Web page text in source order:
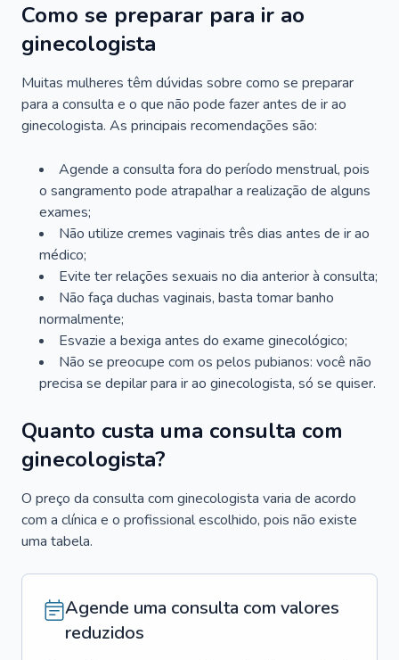
Como se preparar para ir ao
ginecologista
Muitas mulheres têm dúvidas sobre como se preparar
para a consulta e o que não pode fazer antes de ir ao
ginecologista. As principais recomendações são:
Agende a consulta fora do período menstrual, pois
o sangramento pode atrapalhar a realização de alguns
exames;
Não utilize cremes vaginais três dias antes de ir ao
médico;
Evite ter relações sexuais no dia anterior à consulta;
Não faça duchas vaginais, basta tomar banho
normalmente;
Esvazie a bexiga antes do exame ginecológico;
Não se preocupe com os pelos pubianos: você não
precisa se depilar para ir ao ginecologista, só se quiser.
Quanto custa uma consulta com
ginecologista?
O preço da consulta com ginecologista varia de acordo
com a clínica e o profissional escolhido, pois não existe
uma tabela.
Agende uma consulta com valores
reduzidos